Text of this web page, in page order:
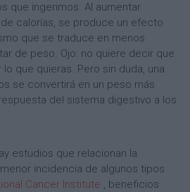
que ingerimos. Al aumentar
calorías, se produce un efecto
que se traduce en menos
de peso. Ojo: no quiere decir que
que quieras. Pero sin duda, una
se convertirá en un peso más
del sistema digestivo a los
estudios que relacionan la
incidencia de algunos tipos
Cancer Institute , beneficios